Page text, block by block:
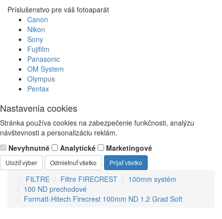
Príslušenstvo pre váš fotoaparát
Canon
Nikon
Sony
Fujifilm
Panasonic
OM System
Olympus
Pentax
Nastavenia cookies
Stránka používa cookies na zabezpečenie funkčnosti, analýzu
návštevnosti a personalizáciu reklám.
Nevyhnutné
Analytické Marketingové
Uložiť výber Odmietnuť všetko Prijať všetko
FILTRE Filtre FIRECREST
100mm systém
100 ND prechodové
Formatt-Hitech Firecrest 100mm ND 1.2 Grad Soft